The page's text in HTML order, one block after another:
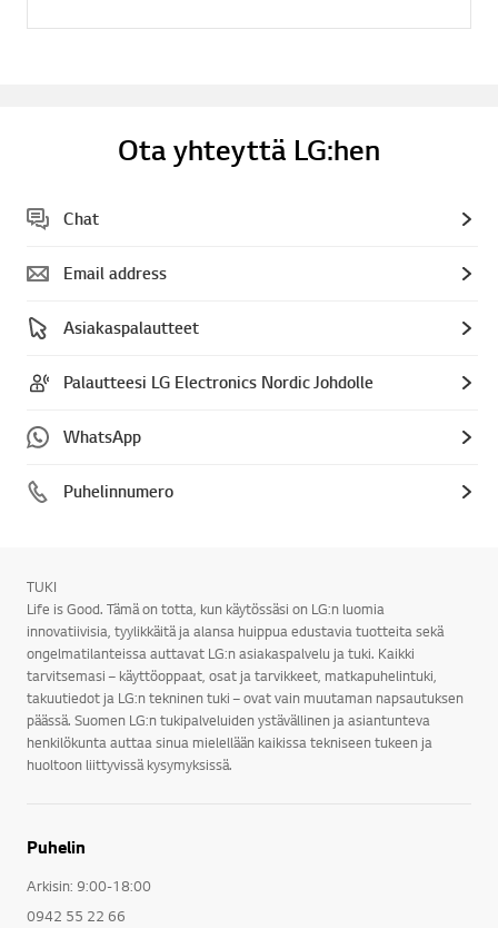
Ota yhteyttä LG:hen
Chat
Email address
Asiakaspalautteet
Palautteesi LG Electronics Nordic Johdolle
WhatsApp
Puhelinnumero
TUKI
Life is Good. Tämä on totta, kun käytössäsi on LG:n luomia
innovatiivisia, tyylikkäitä ja alansa huippua edustavia tuotteita sekä
ongelmatilanteissa auttavat LG:n asiakaspalvelu ja tuki. Kaikki
tarvitsemasi – käyttöoppaat, osat ja tarvikkeet, matkapuhelintuki,
takuutiedot ja LG:n tekninen tuki – ovat vain muutaman napsautuksen
päässä. Suomen LG:n tukipalveluiden ystävällinen ja asiantunteva
henkilökunta auttaa sinua mielellään kaikissa tekniseen tukeen ja
huoltoon liittyvissä kysymyksissä.
Puhelin
Arkisin: 9:00-18:00
0942 55 22 66